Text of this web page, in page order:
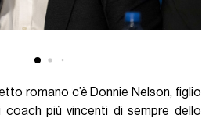
romano c’è Donnie Nelson, figlio
più vincenti di sempre dello